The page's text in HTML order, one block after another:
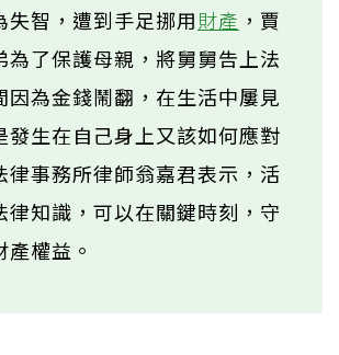
失智，遭到手足挪用財產 ，賈
為了保護母親，將舅舅告上法
因為金錢鬧翻，在生活中屢見
發生在自己身上又該如何應對
律事務所律師翁嘉君表示，活
律知識，可以在關鍵時刻，守
權益。